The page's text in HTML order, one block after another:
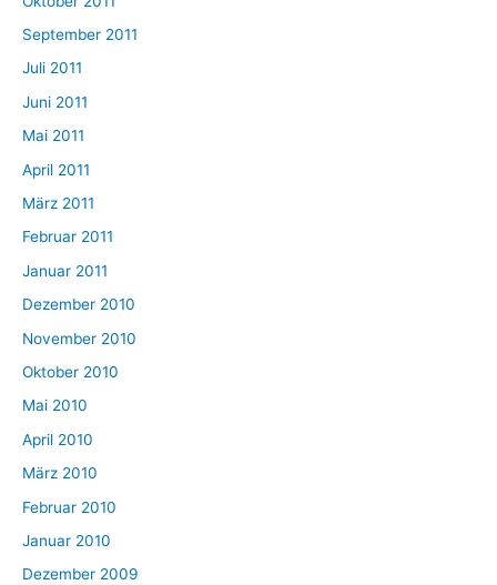
September 2011
Juli 2011
Juni 2011
Mai 2011
April 2011
März 2011
Februar 2011
Januar 2011
Dezember 2010
November 2010
Oktober 2010
Mai 2010
April 2010
März 2010
Februar 2010
Januar 2010
Dezember 2009